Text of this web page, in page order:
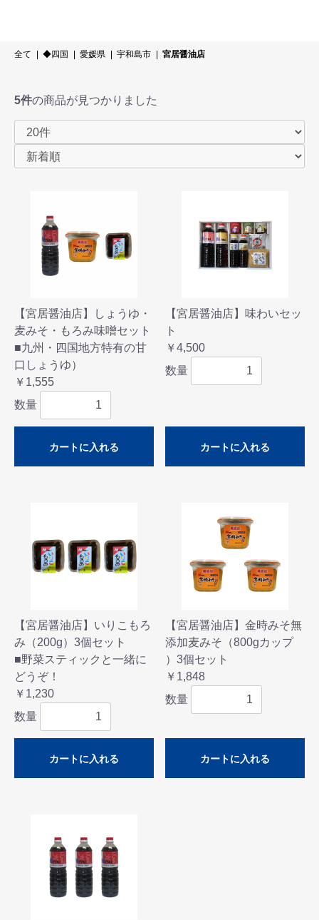
全て | ◆四国 | 愛媛県 | 宇和島市 | 宮居醤油店
5件の商品が見つかりました
【宮居醤油店】しょうゆ・
麦みそ・もろみ味噌セット
■九州・四国地方特有の甘
口しょうゆ）
￥1,555
数量
カートに入れる
【宮居醤油店】味わいセッ
ト
￥4,500
数量
カートに入れる
【宮居醤油店】いりこもろ
み（200g）3個セット
■野菜スティックと一緒に
どうぞ！
￥1,230
数量
カートに入れる
【宮居醤油店】金時みそ無
添加麦みそ（800gカップ
）3個セット
￥1,848
数量
カートに入れる